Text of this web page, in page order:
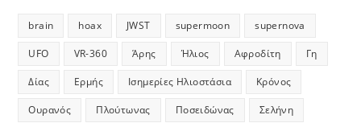
brain hoax JWST supermoon supernova
UFO VR-360 Άρης Ήλιος Αφροδίτη Γη
Δίας Ερμής Ισημερίες Ηλιοστάσια Κρόνος
Ουρανός Πλούτωνας Ποσειδώνας Σελήνη